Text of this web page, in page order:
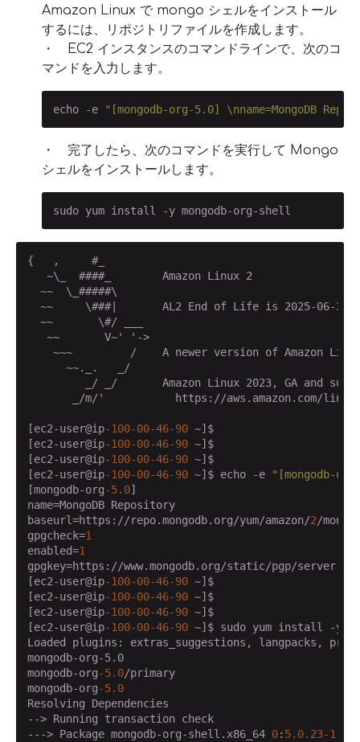
Amazon Linux で mongo シェルをインストール
するには、リポジトリファイルを作成します。
・ EC2 インスタンスのコマンドラインで、次のコ
マンドを入力します。
echo -e "[mongodb-org-5.0] \nname=MongoDB
・ 完了したら、次のコマンドを実行して Mongo
シェルをインストールします。
sudo yum install -y mongodb-org-shell
{   ,     #_
   ~\_  ####_        Amazon Linux 2
  ~~  \_#####\
  ~~     \###|       AL2 End of Life is 2025-06-30.
  ~~       \#/ ___
   ~~       V~' '->
~~~         /    A newer version of Amazon
      ~~._.   _/
_/ _/       Amazon Linux 2023, GA and
_/m/'           https://aws.amazon.com/
[ec2-user@ip-100-00-46-90 ~]$
[ec2-user@ip-100-00-46-90 ~]$
[ec2-user@ip-100-00-46-90 ~]$
[ec2-user@ip-100-00-46-90 ~]$ echo -e
[mongodb-org-5.0]
name=MongoDB Repository
baseurl=https://repo.mongodb.org/yum/amazon/2/
gpgcheck=1
enabled=1
gpgkey=https://www.mongodb.org/static/pgp/server-
[ec2-user@ip-100-00-46-90 ~]$
[ec2-user@ip-100-00-46-90 ~]$
[ec2-user@ip-100-00-46-90 ~]$
[ec2-user@ip-100-00-46-90 ~]$ sudo yum install -y
Loaded plugins: extras_suggestions, langpacks,
mongodb-org-5.0
mongodb-org-5.0/primary
mongodb-org-5.0
Resolving Dependencies
--> Running transaction check
---> Package mongodb-org-shell.x86_64 0: 5.0.23-1.